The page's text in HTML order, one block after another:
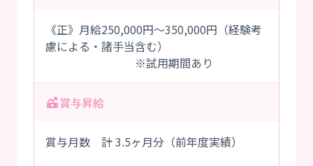
《正》月給250,000円～350,000円（経験考
慮による・諸手当含む）
※試用期間あり
賞与昇給
賞与月数 計 3.5ヶ月分（前年度実績）